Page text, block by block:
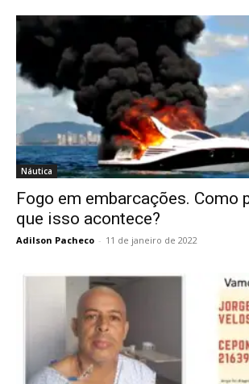
Náutica
Fogo em embarcações. Como
que isso acontece?
Adilson Pacheco - 11 de janeiro de 2022